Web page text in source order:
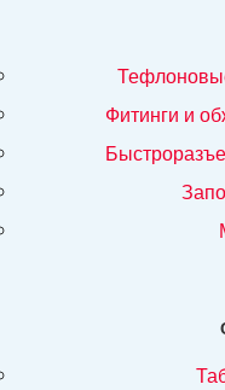
фитинги и